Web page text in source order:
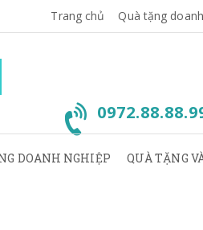
Trang chủ Quà tặng
DOANH NGHIỆP QUÀ TẶNG